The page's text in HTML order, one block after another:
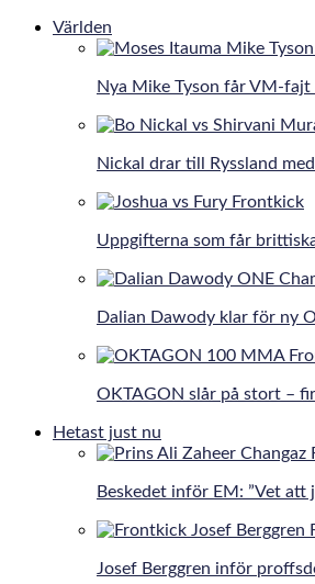
Världen
Nya Mike Tyson får VM-fajt
Nickal drar till Ryssland
Uppgifterna som får
Dalian Dawody klar för ny
OKTAGON slår på stort –
Hetast just nu
Beskedet inför EM: ”Vet att
Josef Berggren inför